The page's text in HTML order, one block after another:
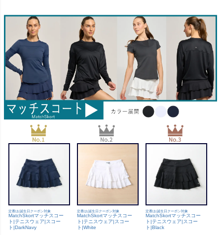
定番|お誕生日クーポン対象
MatchSkortマッチスコー
ト|テニスウェア|スコー
ト|DarkNavy
定番|お誕生日クーポン対象
MatchSkortマッチスコー
ト|テニスウェア|スコー
ト|White
定番|お誕生日クーポン対象
MatchSkortマッチスコー
ト|テニスウェア|スコー
ト|Black